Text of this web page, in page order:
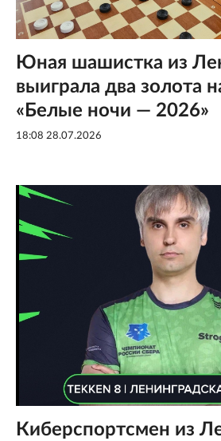
Юная шашистка из
выиграла два золота
«Белые ночи — 2026»
18:08 28.07.2026
Киберспортсмен из